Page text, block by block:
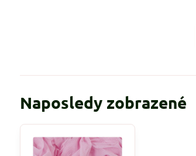
Naposledy zobrazené